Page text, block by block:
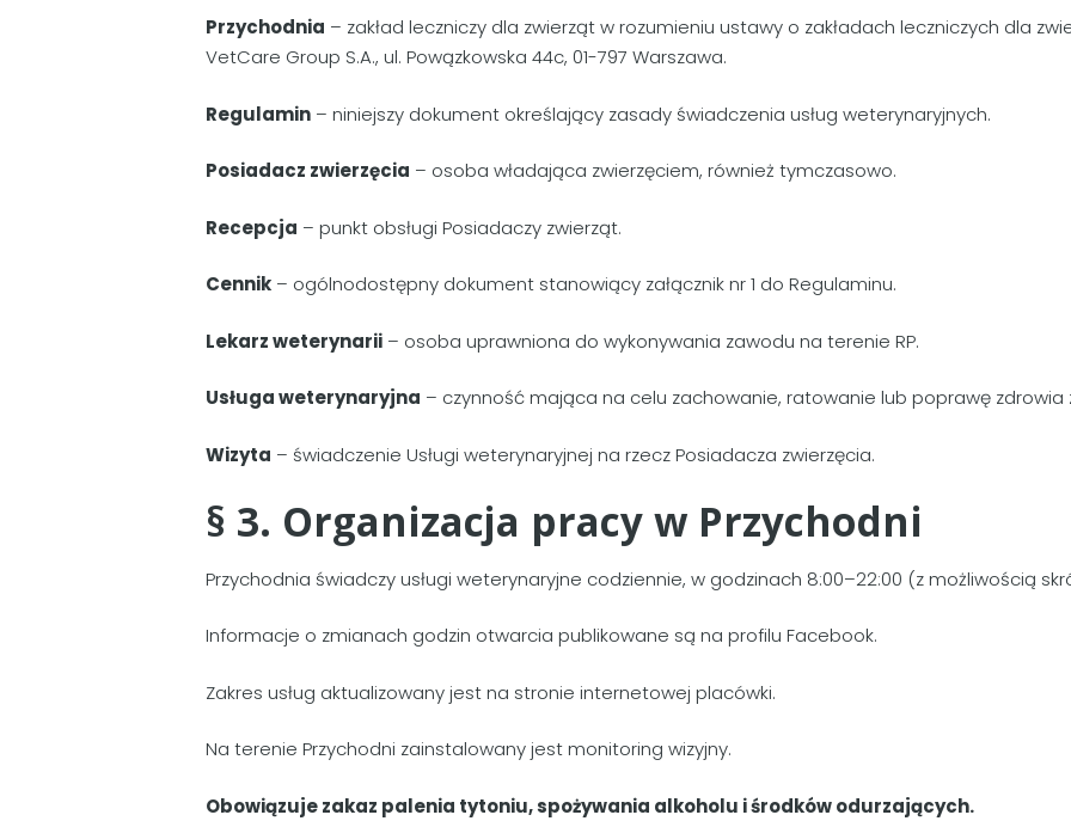
Przychodnia – zakład leczniczy dla zwierząt w rozumieniu ustawy o zakładach leczniczych dla
VetCare Group S.A., ul. Powązkowska 44c, 01-797 Warszawa.
Regulamin – niniejszy dokument określający zasady świadczenia usług weterynaryjnych.
Posiadacz zwierzęcia – osoba władająca zwierzęciem, również tymczasowo.
Recepcja – punkt obsługi Posiadaczy zwierząt.
Cennik – ogólnodostępny dokument stanowiący załącznik nr 1 do Regulaminu.
Lekarz weterynarii – osoba uprawniona do wykonywania zawodu na terenie RP.
Usługa weterynaryjna – czynność mająca na celu zachowanie, ratowanie lub poprawę zdrowia
Wizyta – świadczenie Usługi weterynaryjnej na rzecz Posiadacza zwierzęcia.
§ 3. Organizacja pracy w Przychodni
Przychodnia świadczy usługi weterynaryjne codziennie, w godzinach 8:00–22:00 (z możliwością
Informacje o zmianach godzin otwarcia publikowane są na profilu Facebook.
Zakres usług aktualizowany jest na stronie internetowej placówki.
Na terenie Przychodni zainstalowany jest monitoring wizyjny.
Obowiązuje zakaz palenia tytoniu, spożywania alkoholu i środków odurzających.